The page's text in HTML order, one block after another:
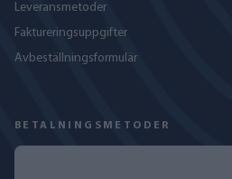
Leveransmetoder
Faktureringsuppgifter
Avbeställningsformulär
BETALNINGSMETODER